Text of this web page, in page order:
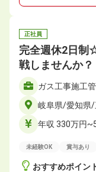
正社員
完全週休2日制
戦しませんか？
ガス工事施工
岐阜県/愛知県/
年収 330万円
未経験OK 賞与あり
おすすめポイン